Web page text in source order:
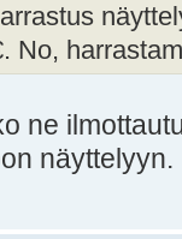
No,
ne